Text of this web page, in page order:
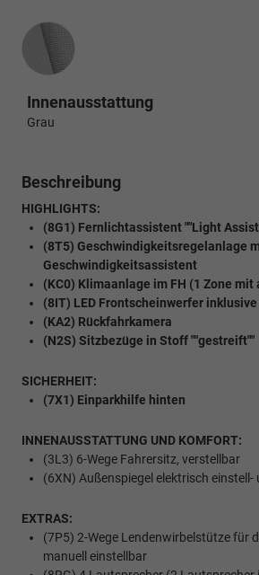
Innenausstattung
Innenausstattung
Grau
Beschreibung
HIGHLIGHTS:
(8G1) Fernlichtassistent ""Light
(8T5) Geschwindigkeitsregelanlage
Geschwindigkeitsassistent
(KC0) Klimaanlage im FH (1 Zone mit
(8IT) LED Frontscheinwerfer
(KA2) Rückfahrkamera
(N2S) Sitzbezüge in Stoff ""gestreift""
SICHERHEIT:
(7X1) Einparkhilfe hinten
INNENAUSSTATTUNG UND KOMFORT:
(3L3) 6-Wege Fahrersitz, verstellbar
(6XN) Außenspiegel elektrisch einstell-
EXTRAS:
(7P5) 2-Wege Lendenwirbelstütze für
manuell einstellbar